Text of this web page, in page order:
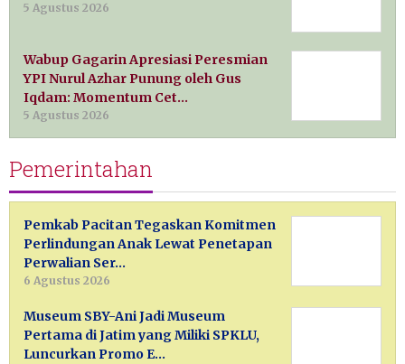
5 Agustus 2026
Wabup Gagarin Apresiasi Peresmian
YPI Nurul Azhar Punung oleh Gus
Iqdam: Momentum Cet…
5 Agustus 2026
Pemerintahan
Pemkab Pacitan Tegaskan Komitmen
Perlindungan Anak Lewat Penetapan
Perwalian Ser…
6 Agustus 2026
Museum SBY-Ani Jadi Museum
Pertama di Jatim yang Miliki SPKLU,
Luncurkan Promo E…